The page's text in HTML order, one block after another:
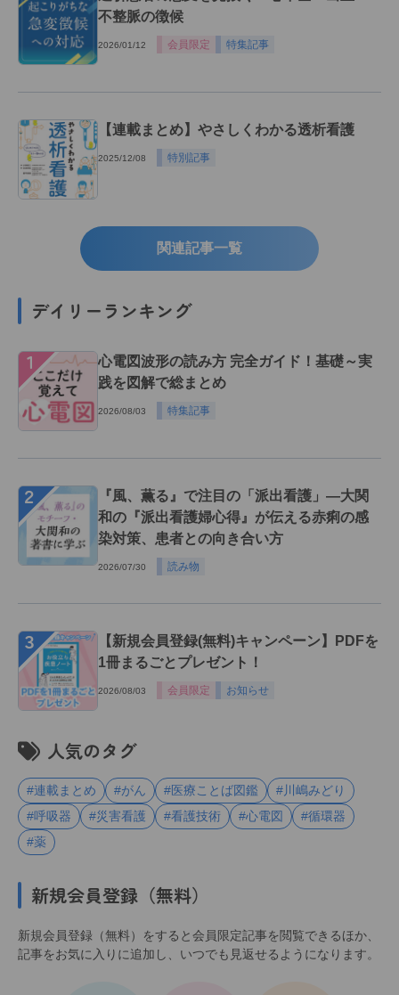
不整脈の徴候
2026/01/12 会員限定 特集記事
【連載まとめ】やさしくわかる透析看護
2025/12/08 特別記事
関連記事一覧
デイリーランキング
１
心電図波形の読み方 完全ガイド！基礎～実
践を図解で総まとめ
2026/08/03 特集記事
２
『風、薫る』で注目の「派出看護」―大関
和の『派出看護婦心得』が伝える赤痢の感
染対策、患者との向き合い方
2026/07/30 読み物
３
【新規会員登録(無料)キャンペーン】PDFを
1冊まるごとプレゼント！
2026/08/03 会員限定 お知らせ
人気のタグ
#連載まとめ #がん #医療ことば図鑑
#川嶋みどり
#呼吸器
#災害看護 #看護技術 #心電図
#循環器
#薬
新規会員登録（無料）
新規会員登録（無料）をすると会員限定記事を閲覧できるほか、
記事をお気に入りに追加し、いつでも見返せるようになります。